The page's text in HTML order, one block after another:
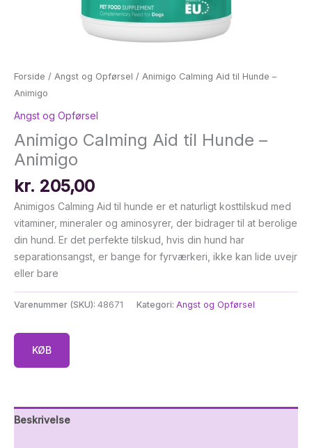
Forside / Angst og Opførsel / Animigo Calming Aid til Hunde –
Animigo
Angst og Opførsel
Animigo Calming Aid til Hunde –
Animigo
kr. 205,00
Animigos Calming Aid til hunde er et naturligt kosttilskud med
vitaminer, mineraler og aminosyrer, der bidrager til at berolige
din hund. Er det perfekte tilskud, hvis din hund har
separationsangst, er bange for fyrværkeri, ikke kan lide uvejr
eller bare
Varenummer (SKU): 48671 Kategori: Angst og Opførsel
KØB
Beskrivelse